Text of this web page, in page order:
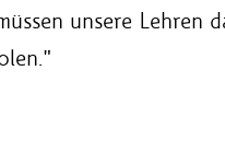
unsere Lehren